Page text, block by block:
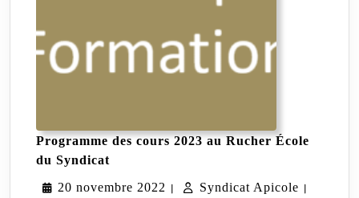
Programme des cours 2023 au Rucher École
du Syndicat
cours
20 novembre 2022 20
| Syndicat Apicole Syndicat
|